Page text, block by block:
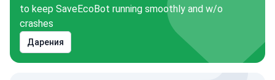
to keep SaveEcoBot running smoothly and w/o
crashes
Дарения